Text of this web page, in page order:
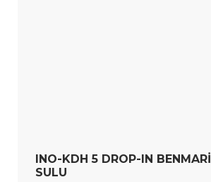
INO-KDH 5 DROP-IN BENMARİ
SULU